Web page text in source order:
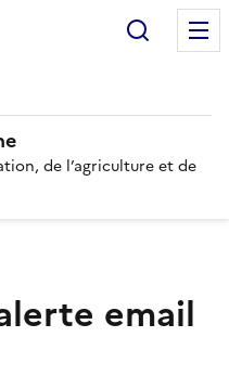
de l’agriculture et de
email